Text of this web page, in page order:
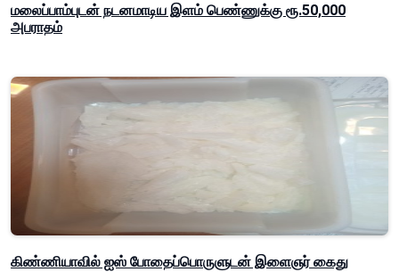
மலைப்பாம்புடன் நடனமாடிய இளம் பெண்ணுக்கு ரூ.50,000
அபராதம்
கிண்ணியாவில் ஐஸ் போதைப்பொருளுடன் இளைஞர் கைது